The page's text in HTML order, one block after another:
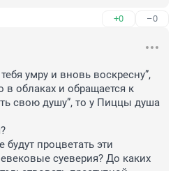
+0 –0
умру и вновь воскресну”,
в облаках и обращается к
свою душу”, то у Пиццы душа
процветать эти
суеверия? До каких